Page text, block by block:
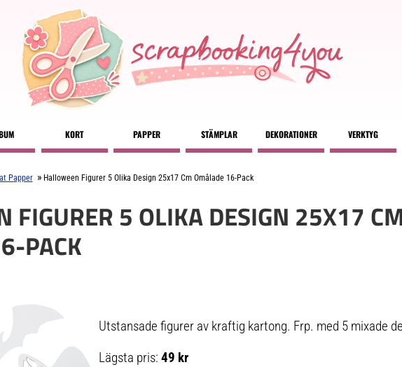
KORT PAPPER STÄMPLAR DEKORATIONER VERKTYG
Papper » Halloween Figurer 5 Olika Design 25x17 Cm Omålade 16-Pack
FIGURER 5 OLIKA DESIGN 25X17
PACK
Utstansade figurer av kraftig kartong. Frp. med 5 mixade
Lägsta pris: 49 kr